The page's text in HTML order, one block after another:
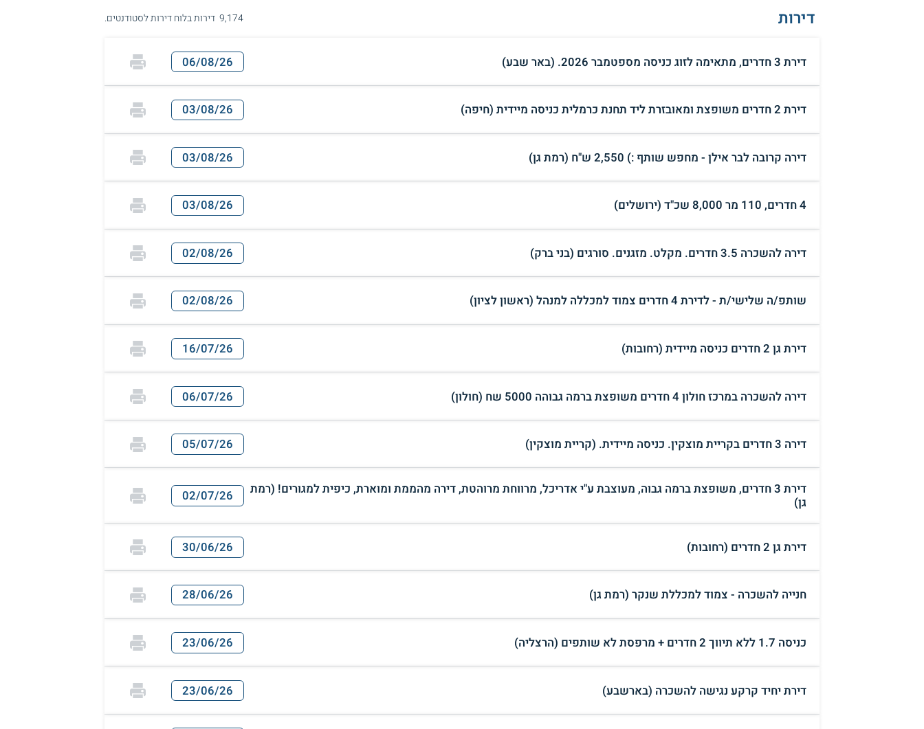
דירות 9,174 דירות בלוח דירות לסטודנטים.
דירת 3 חדרים, מתאימה לזוג כניסה מספטמבר 2026. (באר שבע) 06/08/26
דירת 2 חדרים משופצת ומאובזרת ליד תחנת כרמלית כניסה מיידית (חיפה) 03/08/26
דירה קרובה לבר אילן - מחפש שותף :) 2,550 ש"ח (רמת גן) 03/08/26
4 חדרים, 110 מר 8,000 שכ"ד (ירושלים) 03/08/26
דירה להשכרה 3.5 חדרים. מקלט. מזגנים. סורגים (בני ברק) 02/08/26
שותפ/ה שלישי/ת - לדירת 4 חדרים צמוד למכללה למנהל (ראשון לציון) 02/08/26
דירת גן 2 חדרים כניסה מיידית (רחובות) 16/07/26
דירה להשכרה במרכז חולון 4 חדרים משופצת ברמה גבוהה 5000 שח (חולון) 06/07/26
דירה 3 חדרים בקריית מוצקין. כניסה מיידית. (קריית מוצקין) 05/07/26
דירת 3 חדרים, משופצת ברמה גבוה, מעוצבת ע"י אדריכל, מרווחת מרוהטת, דירה מהממת ומוארת, כיפית למגורים! (רמת
גן)
02/07/26
דירת גן 2 חדרים (רחובות) 30/06/26
חנייה להשכרה - צמוד למכללת שנקר (רמת גן) 28/06/26
כניסה 1.7 ללא תיווך 2 חדרים + מרפסת לא שותפים (הרצליה) 23/06/26
דירת יחיד קרקע נגישה להשכרה (בארשבע) 23/06/26